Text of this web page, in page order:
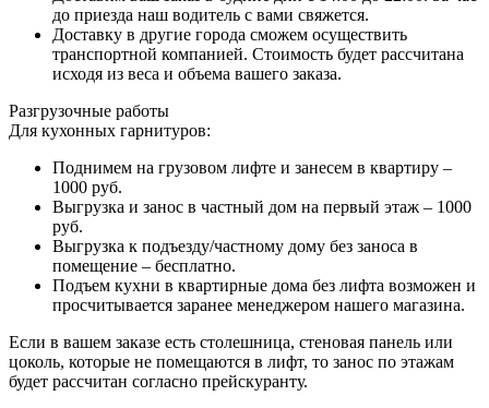
до приезда наш водитель с вами свяжется.
Доставку в другие города сможем осуществить
транспортной компанией. Стоимость будет рассчитана
исходя из веса и объема вашего заказа.
Разгрузочные работы
Для кухонных гарнитуров:
Поднимем на грузовом лифте и занесем в квартиру –
1000 руб.
Выгрузка и занос в частный дом на первый этаж – 1000
руб.
Выгрузка к подъезду/частному дому без заноса в
помещение – бесплатно.
Подъем кухни в квартирные дома без лифта возможен и
просчитывается заранее менеджером нашего магазина.
Если в вашем заказе есть столешница, стеновая панель или
цоколь, которые не помещаются в лифт, то занос по этажам
будет рассчитан согласно прейскуранту.